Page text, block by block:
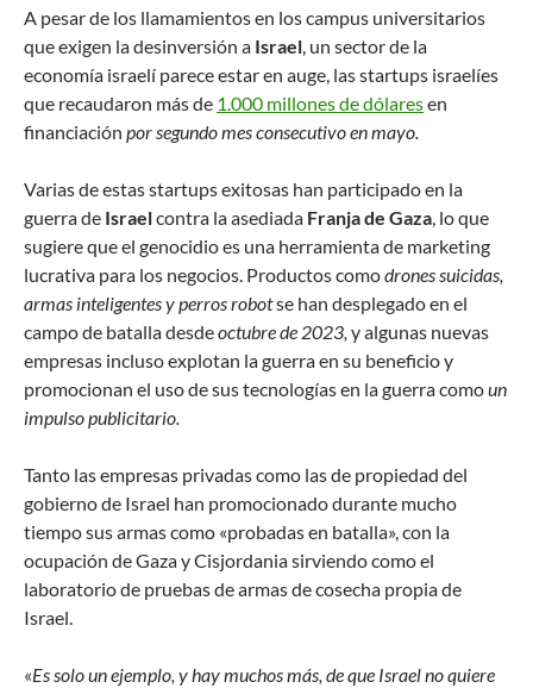
A pesar de los llamamientos en los campus universitarios
que exigen la desinversión a Israel , un sector de la
economía israelí parece estar en auge, las startups israelíes
que recaudaron más de 1.000 millones de dólaresen
financiación por segundo mes consecutivo en mayo.
Varias de estas startups exitosas han participado en la
guerra de Israelcontra la asediada Franja de Gaza , lo que
sugiere que el genocidio es una herramienta de marketing
lucrativa para los negocios. Productos comodrones suicidas,
armas inteligentes y perros robotse han desplegado en el
campo de batalla desdeoctubre de 2023, y algunas nuevas
empresas incluso explotan la guerra en su beneficio y
promocionan el uso de sus tecnologías en la guerra comoun
impulso publicitario.
Tanto las empresas privadas como las de propiedad del
gobierno de Israel han promocionado durante mucho
tiempo sus armas como «probadas en batalla», con la
ocupación de Gaza y Cisjordania sirviendo como el
laboratorio de pruebas de armas de cosecha propia de
Israel.
«Es solo un ejemplo, y hay muchos más, de que Israel no quiere